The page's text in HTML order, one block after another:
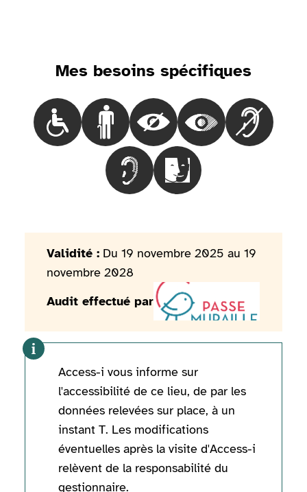
Mes besoins spécifiques
Choisir le besoinLes personnes en fauteuil roulant
Choisir le besoinLes personnes
Choisir le besoinLes
Choisir le besoinLes
Choisir le
Choisir le besoinLes personnes
Choisir le besoinLes
Validité : Du 19 novembre 2025 au 19
novembre 2028
Audit effectué par
Access-i vous informe sur
l'accessibilité de ce lieu, de par les
données relevées sur place, à un
instant T. Les modifications
éventuelles après la visite d'Access-i
relèvent de la responsabilité du
gestionnaire.